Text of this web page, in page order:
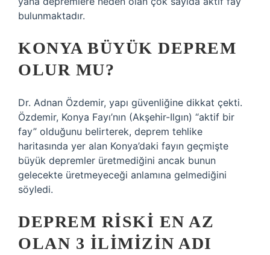
bulunmaktadır.
KONYA BÜYÜK DEPREM
OLUR MU?
Dr. Adnan Özdemir, yapı güvenliğine dikkat çekti.
Özdemir, Konya Fayı’nın (Akşehir-Ilgın) “aktif bir
fay” olduğunu belirterek, deprem tehlike
haritasında yer alan Konya’daki fayın geçmişte
büyük depremler üretmediğini ancak bunun
gelecekte üretmeyeceği anlamına gelmediğini
söyledi.
DEPREM RISKI EN AZ
OLAN 3 ILIMIZIN ADI